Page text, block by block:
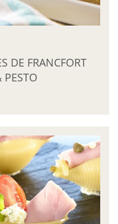
DE FRANCFORT